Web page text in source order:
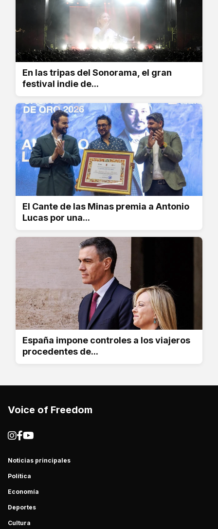
En las tripas del Sonorama, el gran
festival indie de...
El Cante de las Minas premia a Antonio
Lucas por una...
España impone controles a los viajeros
procedentes de...
Voice of Freedom
Noticias principales
Política
Economía
Deportes
Cultura